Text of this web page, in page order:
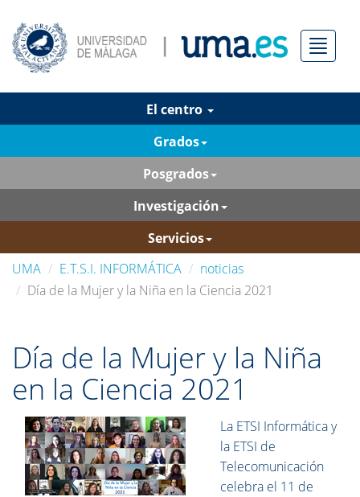
Menú
El centro
Grados
Posgrados
Investigación
Servicios
UMA
E.T.S.I. INFORMÁTICA
noticias
Día de la Mujer y la Niña en la Ciencia 2021
Día de la Mujer y la Niña
en la Ciencia 2021
La ETSI Informática y
la ETSI de
Telecomunicación
celebra el 11 de